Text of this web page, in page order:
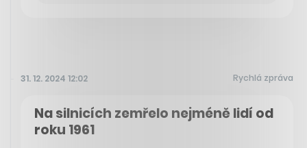
31. 12. 2024 12:02 Rychlá zpráva
Na silnicích zemřelo nejméně lidí od
roku 1961